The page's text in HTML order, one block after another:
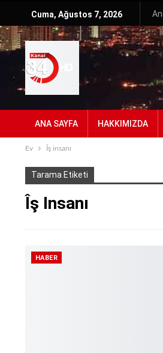
Cuma, Ağustos 7, 2026
ANA SAYFA HAKKIMIZDA
Ev Îş insanı
Tarama Etiketi
Îş Insanı
HABER